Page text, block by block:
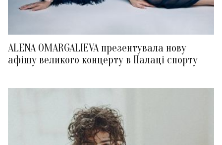
ALENA OMARGALIEVA презентувала нову
афішу великого концерту в Палаці спорту